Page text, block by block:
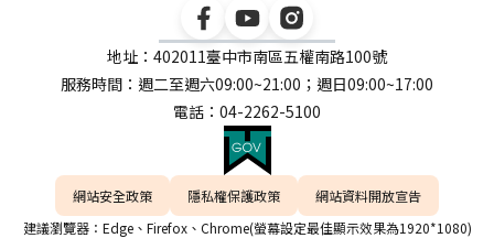
地址：402011臺中市南區五權南路100號
服務時間：週二至週六09:00~21:00；週日09:00~17:00
電話：04-2262-5100
網站安全政策 隱私權保護政策
網站資料開放宣告
建議瀏覽器：Edge、Firefox、Chrome(螢幕設定最佳顯示效果為1920*1080)